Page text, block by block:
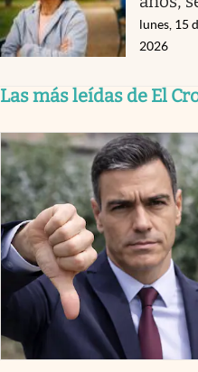
lunes, 15
2026
Las más leídas de El